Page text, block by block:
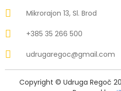
Mikrorajon 13, Sl. Brod
+385 35 266 500
udrugaregoc@gmail.com
Copyright © Udruga Regoč